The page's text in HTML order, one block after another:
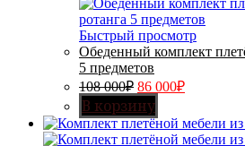
Быстрый просмотр
Обеденный комплект
5 предметов
108 000₽ 86 000₽
В корзину